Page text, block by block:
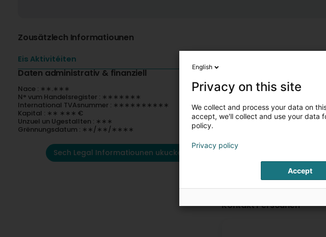
Zousätzlech Informatiounen
Eis Aktivitéiten
Daten administrativ & finanziell
Nace : ∗∗.∗∗∗
N° vum Handelsregister : ∗∗∗∗∗∗∗
International TVAsnummer : ∗∗∗∗∗∗∗∗∗∗
Kapital : ∗∗ ∗∗∗ €
Unzuel un Ugestallten : ∗∗∗
Grënnungsdatum : ∗∗/∗∗/∗∗∗∗
Sech Legal Informatiounen ukucken
Kontakt Persounen
English
Privacy on this site
We collect and process your data on
accept, we'll collect and use your data
policy.
Privacy policy
Accept